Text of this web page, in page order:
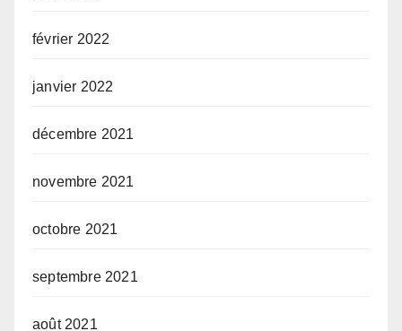
février 2022
janvier 2022
décembre 2021
novembre 2021
octobre 2021
septembre 2021
août 2021